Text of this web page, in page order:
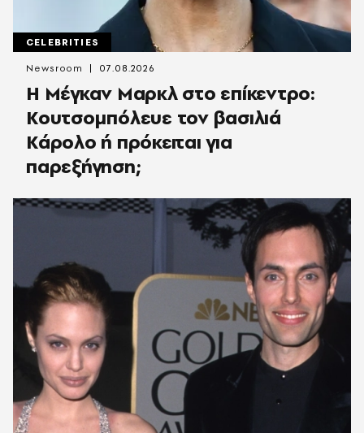
CELEBRITIES
Η Μέγκαν Μαρκλ στο επίκεντρο:
Κουτσομπόλευε τον βασιλιά
Κάρολο ή πρόκειται για
παρεξήγηση;
Newsroom 07.08.2026